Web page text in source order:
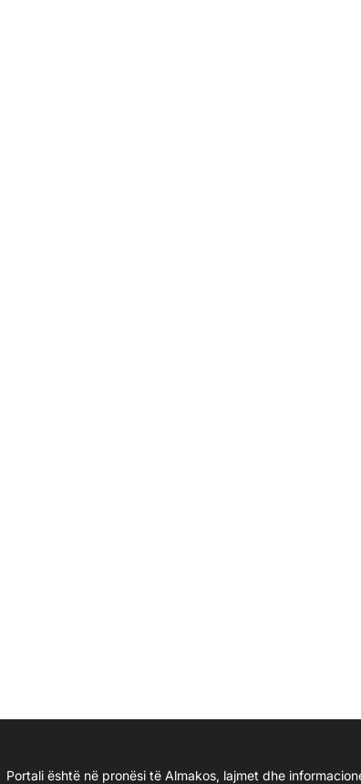
Portali është në pronësi të Almakos, lajmet dhe